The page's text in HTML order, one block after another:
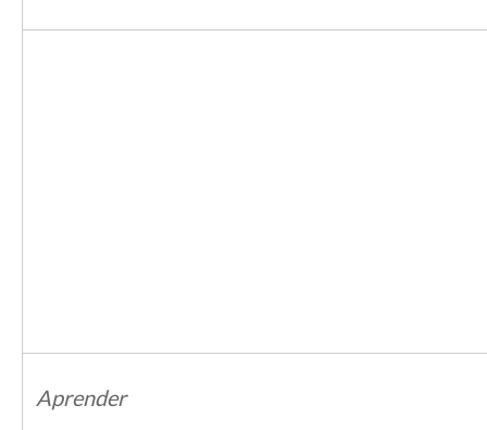
Aprender